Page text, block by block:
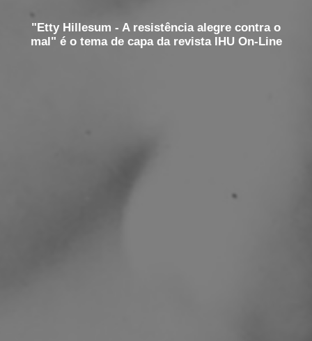
"Etty Hillesum - A resistência alegre contra o
mal" é o tema de capa da revista IHU On-Line